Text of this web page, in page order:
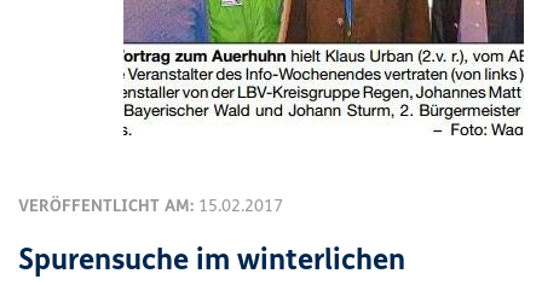
VERÖFFENTLICHT AM: 15.02.2017
Spurensuche im winterlichen